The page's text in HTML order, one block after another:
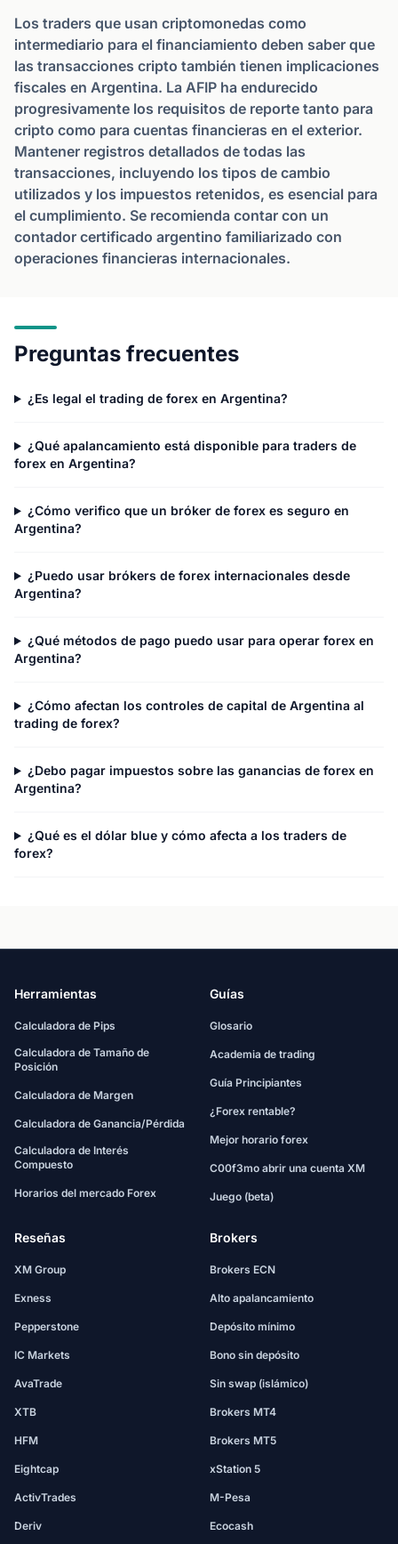
Los traders que usan criptomonedas como
intermediario para el financiamiento deben saber que
las transacciones cripto también tienen implicaciones
fiscales en Argentina. La AFIP ha endurecido
progresivamente los requisitos de reporte tanto para
cripto como para cuentas financieras en el exterior.
Mantener registros detallados de todas las
transacciones, incluyendo los tipos de cambio
utilizados y los impuestos retenidos, es esencial para
el cumplimiento. Se recomienda contar con un
contador certificado argentino familiarizado con
operaciones financieras internacionales.
Preguntas frecuentes
¿Es legal el trading de forex en Argentina?
¿Qué apalancamiento está disponible para traders de
forex en Argentina?
¿Cómo verifico que un bróker de forex es seguro en
Argentina?
¿Puedo usar brókers de forex internacionales desde
Argentina?
¿Qué métodos de pago puedo usar para operar forex en
Argentina?
¿Cómo afectan los controles de capital de Argentina al
trading de forex?
¿Debo pagar impuestos sobre las ganancias de forex en
Argentina?
¿Qué es el dólar blue y cómo afecta a los traders de
forex?
Herramientas
Calculadora de Pips
Calculadora de Tamaño de
Posición
Calculadora de Margen
Calculadora de Ganancia/Pérdida
Calculadora de Interés
Compuesto
Horarios del mercado Forex
Guías
Glosario
Academia de trading
Guía Principiantes
¿Forex rentable?
Mejor horario forex
C00f3mo abrir una cuenta XM
Juego (beta)
Reseñas
XM Group
Exness
Pepperstone
IC Markets
AvaTrade
XTB
HFM
Eightcap
ActivTrades
Deriv
Brokers
Brokers ECN
Alto apalancamiento
Depósito mínimo
Bono sin depósito
Sin swap (islámico)
Brokers MT4
Brokers MT5
xStation 5
M-Pesa
Ecocash